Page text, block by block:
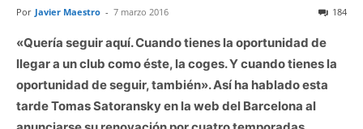
Por Javier Maestro - 7 marzo 2016 184
«Quería seguir aquí. Cuando tienes la oportunidad de
llegar a un club como éste, la coges. Y cuando tienes la
oportunidad de seguir, también». Así ha hablado esta
tarde Tomas Satoransky en la web del Barcelona al